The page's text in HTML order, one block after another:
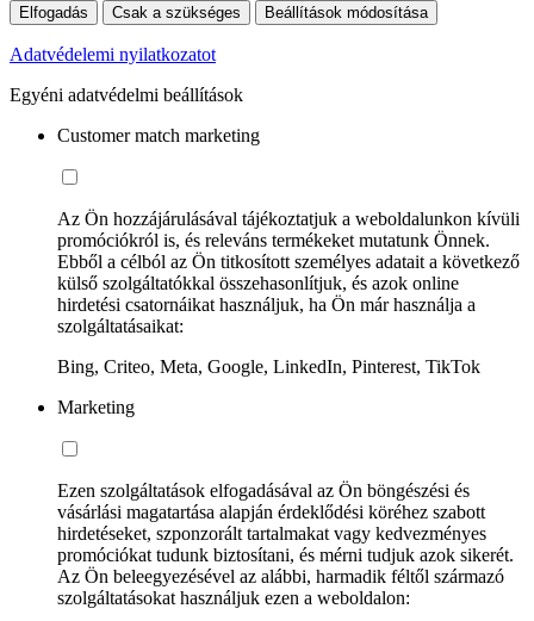
Elfogadás Csak a szükséges Beállítások módosítása
Adatvédelemi nyilatkozatot
Egyéni adatvédelmi beállítások
Customer match marketing
Az Ön hozzájárulásával tájékoztatjuk a weboldalunkon kívüli
promóciókról is, és releváns termékeket mutatunk Önnek.
Ebből a célból az Ön titkosított személyes adatait a következő
külső szolgáltatókkal összehasonlítjuk, és azok online
hirdetési csatornáikat használjuk, ha Ön már használja a
szolgáltatásaikat:
Bing, Criteo, Meta, Google, LinkedIn, Pinterest, TikTok
Marketing
Ezen szolgáltatások elfogadásával az Ön böngészési és
vásárlási magatartása alapján érdeklődési köréhez szabott
hirdetéseket, szponzorált tartalmakat vagy kedvezményes
promóciókat tudunk biztosítani, és mérni tudjuk azok sikerét.
Az Ön beleegyezésével az alábbi, harmadik féltől származó
szolgáltatásokat használjuk ezen a weboldalon: